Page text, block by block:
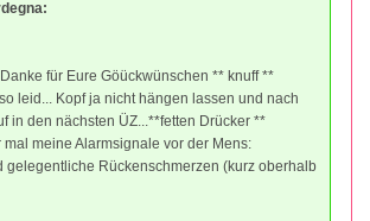
für Eure Göückwünschen ** knuff **
leid... Kopf ja nicht hängen lassen und nach
in den nächsten ÜZ...**fetten Drücker **
mal meine Alarmsignale vor der Mens:
gelegentliche Rückenschmerzen (kurz oberhalb